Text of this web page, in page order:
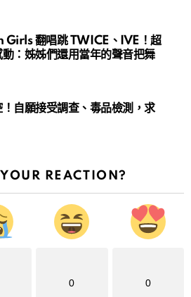
Girls 翻唱跳 TWICE、IVE！超
：姊姊們還用當年的聲音把舞
自願接受調查、毒品檢測，求
REACTION?
0 0